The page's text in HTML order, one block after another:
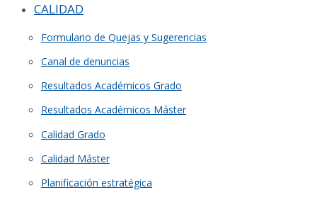
CALIDAD
Formulario de Quejas y Sugerencias
Canal de denuncias
Resultados Académicos Grado
Resultados Académicos Máster
Calidad Grado
Calidad Máster
Planificación estratégica